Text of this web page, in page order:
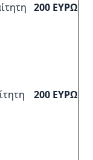
200 ΕΥΡΩ
200 ΕΥΡΩ